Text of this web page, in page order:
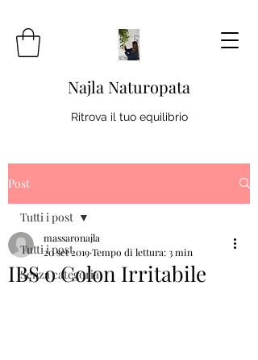
Najla Naturopata
Ritrova il tuo equilibrio
Post
Tutti i post
Senza categoria
Tutti i post
IBS o Colon Irritabile
massaronajla
20 set 2019Tempo di lettura: 3 min